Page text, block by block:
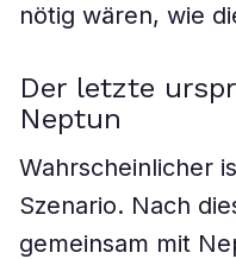
nötig wären, wie
Der letzte
Neptun
Wahrscheinlicher
Szenario. Nach
gemeinsam mit